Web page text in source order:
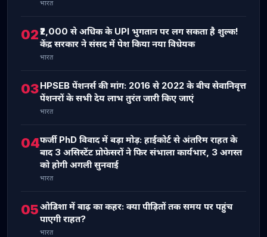
भारत
02₹2,000 से अधिक के UPI भुगतान पर लग सकता है शुल्क!
केंद्र सरकार ने संसद में पेश किया नया विधेयक
भारत
03HPSEB पेंशनर्स की मांग: 2016 से 2022 के बीच सेवानिवृत्त
पेंशनरों के सभी देय लाभ तुरंत जारी किए जाएं
भारत
04फर्जी PhD विवाद में बड़ा मोड़: हाईकोर्ट से अंतरिम राहत के
बाद 3 असिस्टेंट प्रोफेसरों ने फिर संभाला कार्यभार, 3 अगस्त
को होगी अगली सुनवाई
भारत
05ओडिशा में बाढ़ का कहर: क्या पीड़ितों तक समय पर पहुंच
पाएगी राहत?
भारत